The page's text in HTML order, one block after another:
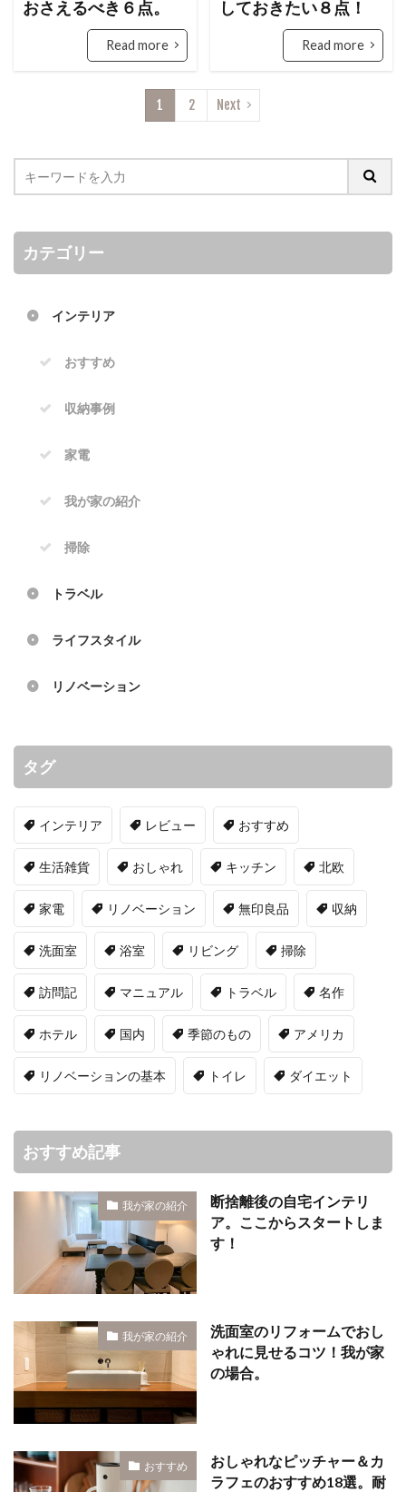
おさえるべき６点。
Read more
しておきたい８点！
Read more
1 2 Next
カテゴリー
インテリア
おすすめ
収納事例
家電
我が家の紹介
掃除
トラベル
ライフスタイル
リノベーション
タグ
インテリア レビュー おすすめ
生活雑貨 おしゃれ キッチン 北欧
家電 リノベーション 無印良品 収納
洗面室 浴室 リビング 掃除
訪問記 マニュアル トラベル 名作
ホテル 国内 季節のもの アメリカ
リノベーションの基本 トイレ ダイエット
おすすめ記事
我が家の紹介
断捨離後の自宅インテリ
ア。ここからスタートしま
す！
我が家の紹介
洗面室のリフォームでおし
ゃれに見せるコツ！我が家
の場合。
おすすめ
おしゃれなピッチャー＆カ
ラフェのおすすめ18選。耐